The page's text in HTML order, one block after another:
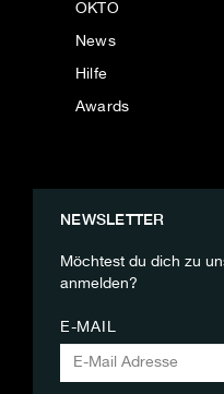
OKTO
News
Hilfe
Awards
NEWSLETTER
Möchtest du dich zu
anmelden?
E-MAIL